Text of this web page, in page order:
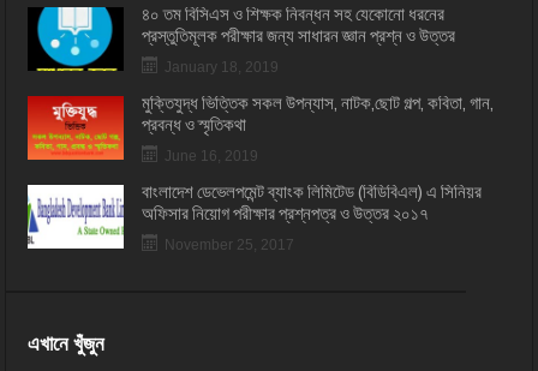
৪০ তম বিসিএস ও শিক্ষক নিবন্ধন সহ যেকোনো ধরনের
প্রস্তুতিমূলক পরীক্ষার জন্য সাধারন জ্ঞান প্রশ্ন ও উত্তর
January 18, 2019
মুক্তিযুদ্ধ ভিত্তিক সকল উপন্যাস, নাটক,ছোট গল্প, কবিতা, গান,
প্রবন্ধ ও স্মৃতিকথা
June 16, 2019
বাংলাদেশ ডেভেলপমেন্ট ব্যাংক লিমিটেড (বিডিবিএল) এ সিনিয়র
অফিসার নিয়োগ পরীক্ষার প্রশ্নপত্র ও উত্তর ২০১৭
November 25, 2017
এখানে খুঁজুন